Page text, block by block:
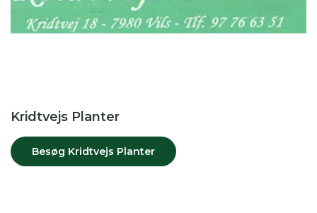
Kridtvejs Planter
Besøg Kridtvejs Planter